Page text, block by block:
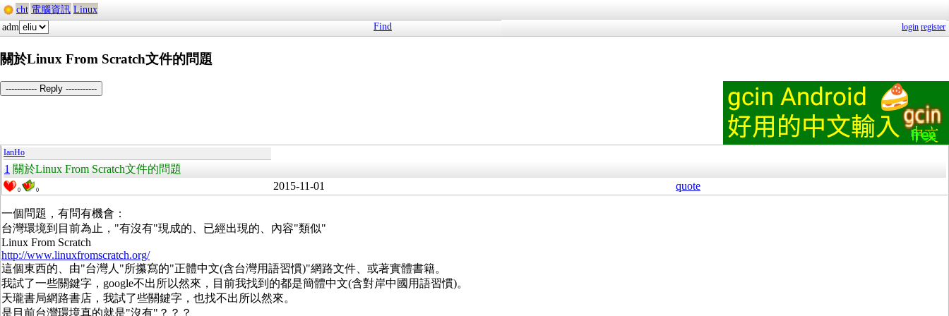
cht 電腦資訊 Linux
adm
Find login register
關於Linux From Scratch文件的問題
----------- Reply -----------
IanHo
1 關於Linux From Scratch文件的問題
0 0 2015-11-01 quote
一個問題，有問有機會：
台灣環境到目前為止，"有沒有"現成的、已經出現的、內容"類似"
Linux From Scratch
http://www.linuxfromscratch.org/
這個東西的、由"台灣人"所攥寫的"正體中文(含台灣用語習慣)"網路文件、或著實體書籍。
我試了一些關鍵字，google不出所以然來，目前我找到的都是簡體中文(含對岸中國用語習慣)。
天瓏書局網路書店，我試了些關鍵字，也找不出所以然來。
是目前台灣環境真的就是"沒有"？？？